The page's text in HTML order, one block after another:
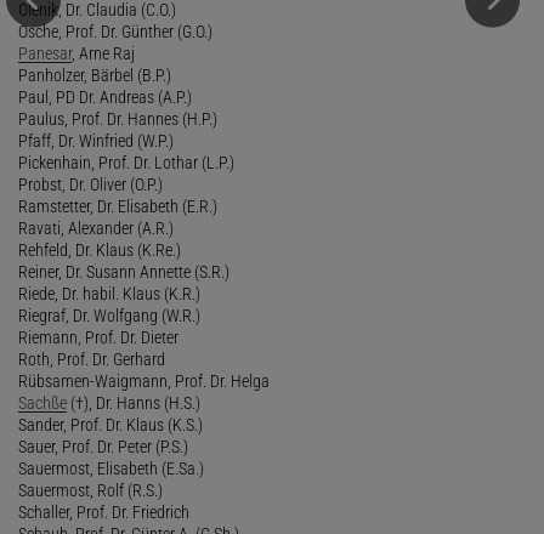
Olenik, Dr. Claudia (C.O.)
Osche, Prof. Dr. Günther (G.O.)
Panesar, Arne Raj
Panholzer, Bärbel (B.P.)
Paul, PD Dr. Andreas (A.P.)
Paulus, Prof. Dr. Hannes (H.P.)
Pfaff, Dr. Winfried (W.P.)
Pickenhain, Prof. Dr. Lothar (L.P.)
Probst, Dr. Oliver (O.P.)
Ramstetter, Dr. Elisabeth (E.R.)
Ravati, Alexander (A.R.)
Rehfeld, Dr. Klaus (K.Re.)
Reiner, Dr. Susann Annette (S.R.)
Riede, Dr. habil. Klaus (K.R.)
Riegraf, Dr. Wolfgang (W.R.)
Riemann, Prof. Dr. Dieter
Roth, Prof. Dr. Gerhard
Rübsamen-Waigmann, Prof. Dr. Helga
Sachße (†), Dr. Hanns (H.S.)
Sander, Prof. Dr. Klaus (K.S.)
Sauer, Prof. Dr. Peter (P.S.)
Sauermost, Elisabeth (E.Sa.)
Sauermost, Rolf (R.S.)
Schaller, Prof. Dr. Friedrich